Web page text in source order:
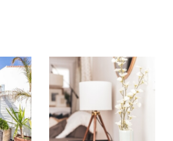
permanent de votre projet de
mise en location de votre bien
proposons un service de
concernant la location
Check-In / Check Out à la mise